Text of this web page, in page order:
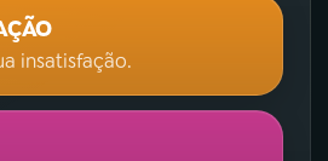
insatisfação.